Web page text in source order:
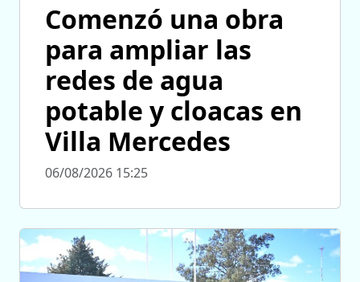
Comenzó una obra
para ampliar las
redes de agua
potable y cloacas en
Villa Mercedes
06/08/2026 15:25